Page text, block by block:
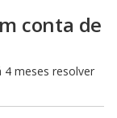
conta de
4 meses resolver